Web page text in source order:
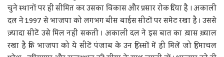
चुने स्थानों पर ही सीमित कर उसका विकास और प्रसार रोक दिया है । अकाली
दल ने 1997 से भाजपा को लगभग बीस बाईस सीटों पर समेट रखा है । उससे
ज़्यादा सीटें उसे मिल नहीं सकतीं । अकाली दल ने इस बात का ख़ास ख़्याल
रखा है कि भाजपा को ये सीटें पंजाब के उन हिस्सों में ही मिलें जो हिमाचल